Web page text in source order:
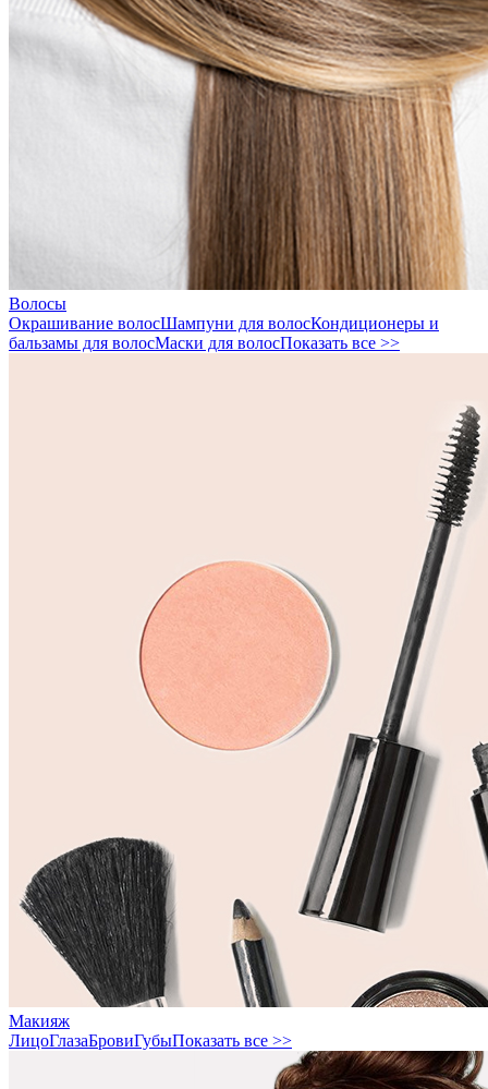
Волосы
Окрашивание волосШампуни для волосКондиционеры и
бальзамы для волосМаски для волосПоказать все >>
Макияж
ЛицоГлазаБровиГубыПоказать все >>